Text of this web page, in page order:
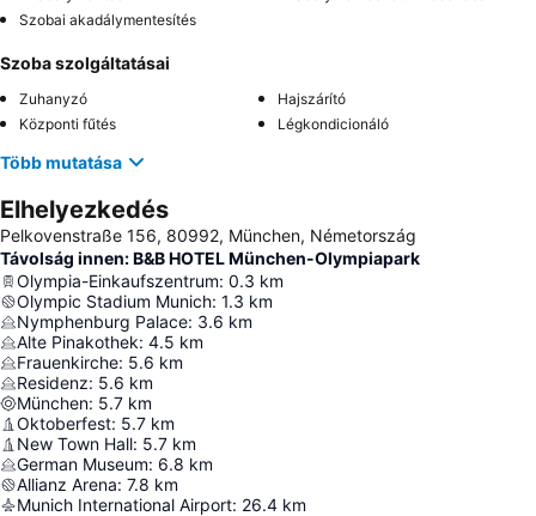
Szobai akadálymentesítés
Szoba szolgáltatásai
Zuhanyzó
Hajszárító
Központi fűtés
Légkondicionáló
Több mutatása
Elhelyezkedés
Pelkovenstraße 156, 80992, München, Németország
Távolság innen: B&B HOTEL München-Olympiapark
Olympia-Einkaufszentrum: 0.3 km
Olympic Stadium Munich: 1.3 km
Nymphenburg Palace: 3.6 km
Alte Pinakothek: 4.5 km
Frauenkirche: 5.6 km
Residenz: 5.6 km
München: 5.7 km
Oktoberfest: 5.7 km
New Town Hall: 5.7 km
German Museum: 6.8 km
Allianz Arena: 7.8 km
Munich International Airport: 26.4 km